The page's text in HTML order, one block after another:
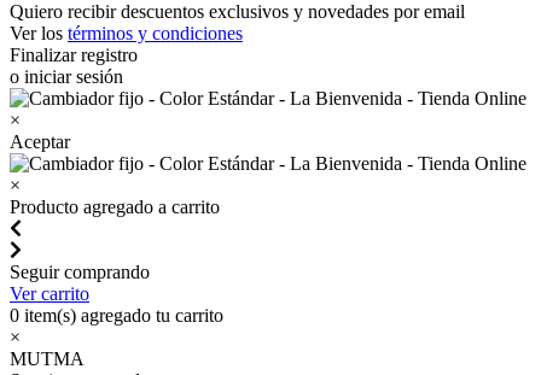
Quiero recibir descuentos exclusivos y novedades por email
Ver los términos y condiciones
Finalizar registro
o iniciar sesión
×
Aceptar
×
Producto agregado a carrito
Seguir comprando
Ver carrito
0 item(s) agregado tu carrito
×
MUTMA